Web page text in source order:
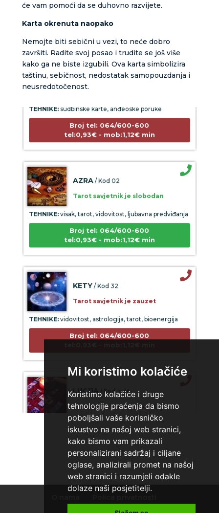
Mi koristimo kolačiće
Koristimo kolačiće i druge
tehnologije praćenja da bismo
poboljšali vaše korisničko
iskustvo na našoj web stranici,
kako bismo vam prikazali
personalizirani sadržaj i ciljane
oglase, analizirali promet na našoj
web stranici i razumjeli odakle
dolaze naši posjetitelji.
će vam pomoći da se duhovno razvijete.
Karta okrenuta naopako
Nemojte biti sebični u vezi, to neće dobro
završiti. Radite svoj posao i trudite se još više
kako ga ne biste izgubili. Ova karta simbolizira
taštinu, sebičnost, nedostatak samopouzdanja i
neusredotočenost.
LUCIJA / Kod #136
Tarot savjetnik je zauzet
TEHNIKE:sudbinske karte, anđeoske poruke
Broj tel: 064/600-600
tel:0,93€ - mob:1,12€ min
AZRA / Kod 02
Tarot savjetnik je slobodan
TEHNIKE:visak, tarot, vidovitost, ljubavna predviđanja
Broj tel: 064/600-600
tel:0,93€ - mob:1,12€ min
KETY / Kod 32
Tarot savjetnik je zauzet
TEHNIKE:vidovitost, astrologija, tarot, bioenergija
Broj tel: 064/600-600
Tarot savjetnik je zauzet
sudbinske karte, anđeoske poruke
Broj tel: 064/600-600
tel:0,93€ - mob:1,12€ min
AZRA / Kod 02
Tarot savjetnik je slobodan
Uvjeti korištenja